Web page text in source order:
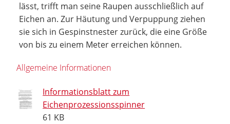
lässt, trifft man seine Raupen ausschließlich auf
Eichen an. Zur Häutung und Verpuppung ziehen
sie sich in Gespinstnester zurück, die eine Größe
von bis zu einem Meter erreichen können.
Allgemeine Informationen
Informationsblatt zum
Eichenprozessionsspinner
61 KB